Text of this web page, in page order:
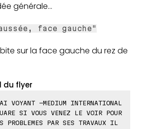
générale...
face gauche"
sur la face gauche du rez de
du flyer
VOYANT -MEDIUM INTERNATIONAL
SI VOUS VENEZ LE VOIR POUR
PROBLEMES PAR SES TRAVAUX IL